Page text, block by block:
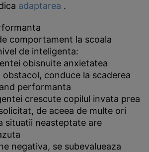
adaptarea .
comportament la scoala
de inteligenta:
obisnuite anxietatea
conduce la scaderea
performanta
crescute copilul invata prea
de aceea de multe ori
situatii neasteptate are
negativa, se subevalueaza